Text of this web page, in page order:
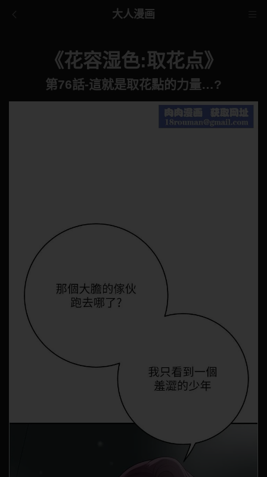
大人漫画
《花容湿色:取花点》
第76話-這就是取花點的力量…?